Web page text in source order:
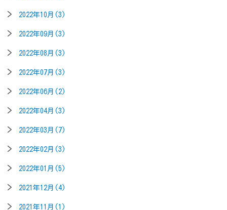
2022年10月(3)
2022年09月(3)
2022年08月(3)
2022年07月(3)
2022年06月(2)
2022年04月(3)
2022年03月(7)
2022年02月(3)
2022年01月(5)
2021年12月(4)
2021年11月(1)